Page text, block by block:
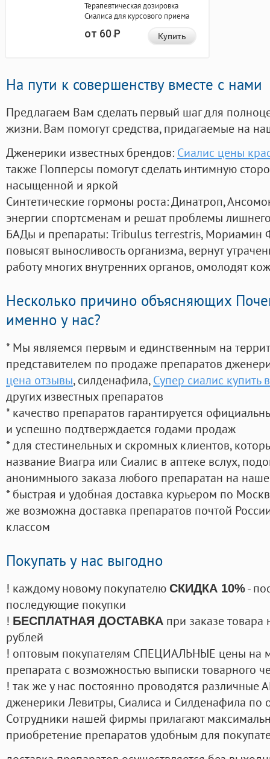
Терапевтическая дозировка
Сиалиса для курсового приема
от 60Р Купить
На пути к совершенству вместе с нами
Предлагаем Вам сделать первый шаг для
жизни. Вам помогут средства, придагаемые на
Дженерики известных брендов: Сиалис цены
также Попперсы помогут сделать интимную
насыщенной и яркой
Синтетические гормоны роста: Динатроп,
энергии спортсменам и решат проблемы
БАДы и препараты:Tribulus terrestris, Мориамин
повысят выносливость организма, вернут
работу многих внутренних органов, омолодят
Несколько причино объясняющих
именно у нас?
* Мы являемся первым и единственным на
представителем по продаже препаратов
цена отзывы, силденафила, Супер сиалис купить
других известных препаратов
* качество препаратов гарантируется
и успешно подтверждается годами продаж
* для стестинельных и скромных клиентов,
название Виагра или Сиалис в аптеке вслух,
анонимныого заказа любого препаратан на
* быстрая и удобная доставка курьером по
же возможна доставка препаратов почтой
классом
Покупать у нас выгодно
! каждому новому покупателю СКИДКА 10%-
последующие покупки
! БЕСПЛАТНАЯ ДОСТАВКА при заказе
рублей
! оптовым покупателям СПЕЦИАЛЬНЫЕ цены на
препарата с возможностью выписки товарного
! так же у нас постоянно проводятся
дженерики Левитры, Сиалиса и Силденафила по
Cотрудники нашей фирмы прилагают
приобретение препаратов удобным для